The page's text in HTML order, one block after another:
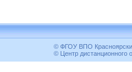
© ФГОУ ВПО
© Центр дистанционного